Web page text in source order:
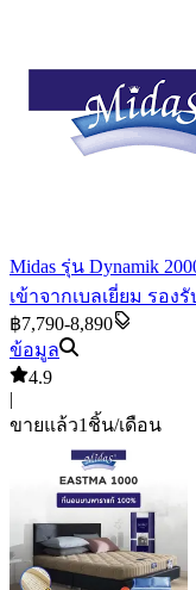
Midas รุ่น Dynamik
เข้าจากเบลเยี่ยม รอง
฿7,790-8,890
ข้อมูล
4.9
|
ขายแล้ว1 ชิ้น/เดือน